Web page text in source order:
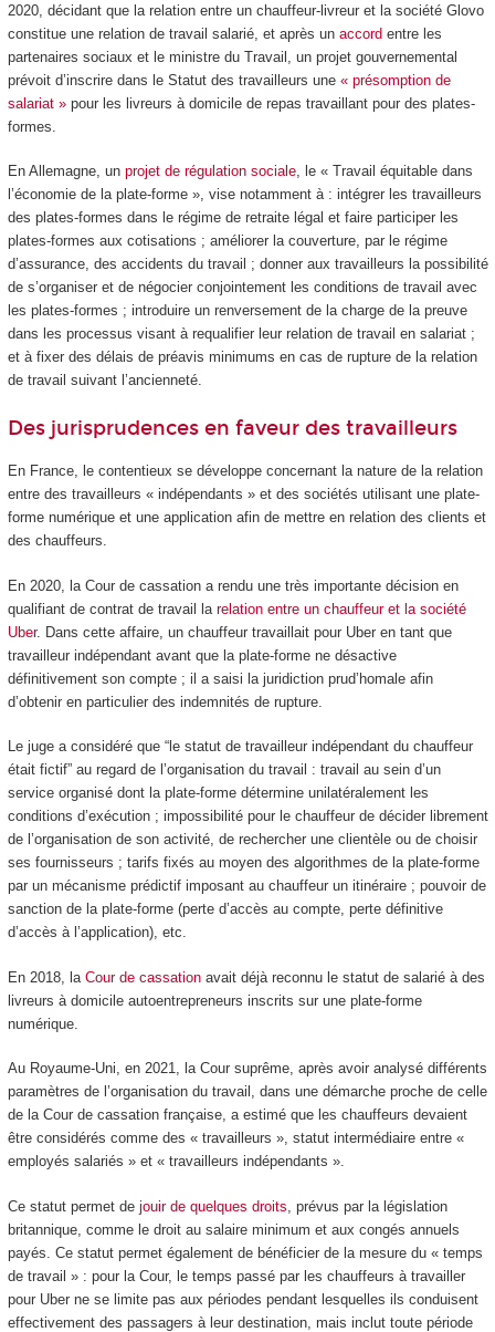
2020, décidant que la relation entre un chauffeur-livreur et la société Glovo
constitue une relation de travail salarié, et après un accord entre les
partenaires sociaux et le ministre du Travail, un projet gouvernemental
prévoit d’inscrire dans le Statut des travailleurs une « présomption de
salariat »pour les livreurs à domicile de repas travaillant pour des plates-
formes.
En Allemagne, un projet de régulation sociale, le « Travail équitable dans
l’économie de la plate-forme », vise notamment à : intégrer les travailleurs
des plates-formes dans le régime de retraite légal et faire participer les
plates-formes aux cotisations ; améliorer la couverture, par le régime
d’assurance, des accidents du travail ; donner aux travailleurs la possibilité
de s’organiser et de négocier conjointement les conditions de travail avec
les plates-formes ; introduire un renversement de la charge de la preuve
dans les processus visant à requalifier leur relation de travail en salariat ;
et à fixer des délais de préavis minimums en cas de rupture de la relation
de travail suivant l’ancienneté.
Des jurisprudences en faveur des travailleurs
En France, le contentieux se développe concernant la nature de la relation
entre des travailleurs « indépendants » et des sociétés utilisant une plate-
forme numérique et une application afin de mettre en relation des clients et
des chauffeurs.
En 2020, la Cour de cassation a rendu une très importante décision en
qualifiant de contrat de travail la relation entre un chauffeur et la société
Uber. Dans cette affaire, un chauffeur travaillait pour Uber en tant que
travailleur indépendant avant que la plate-forme ne désactive
définitivement son compte ; il a saisi la juridiction prud’homale afin
d’obtenir en particulier des indemnités de rupture.
Le juge a considéré que “le statut de travailleur indépendant du chauffeur
était fictif” au regard de l’organisation du travail : travail au sein d’un
service organisé dont la plate-forme détermine unilatéralement les
conditions d’exécution ; impossibilité pour le chauffeur de décider librement
de l’organisation de son activité, de rechercher une clientèle ou de choisir
ses fournisseurs ; tarifs fixés au moyen des algorithmes de la plate-forme
par un mécanisme prédictif imposant au chauffeur un itinéraire ; pouvoir de
sanction de la plate-forme (perte d’accès au compte, perte définitive
d’accès à l’application), etc.
En 2018, la Cour de cassationavait déjà reconnu le statut de salarié à des
livreurs à domicile autoentrepreneurs inscrits sur une plate-forme
numérique.
Au Royaume-Uni, en 2021, la Cour suprême, après avoir analysé différents
paramètres de l’organisation du travail, dans une démarche proche de celle
de la Cour de cassation française, a estimé que les chauffeurs devaient
être considérés comme des « travailleurs », statut intermédiaire entre «
employés salariés » et « travailleurs indépendants ».
Ce statut permet de jouir de quelques droits , prévus par la législation
britannique, comme le droit au salaire minimum et aux congés annuels
payés. Ce statut permet également de bénéficier de la mesure du « temps
de travail » : pour la Cour, le temps passé par les chauffeurs à travailler
pour Uber ne se limite pas aux périodes pendant lesquelles ils conduisent
effectivement des passagers à leur destination, mais inclut toute période